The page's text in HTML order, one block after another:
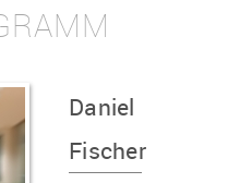
Daniel
Fischer